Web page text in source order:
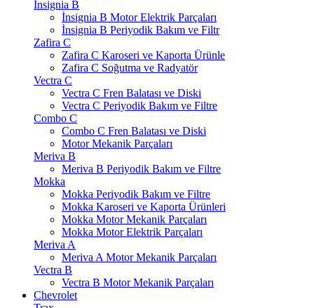
İnsignia B
İnsignia B Motor Elektrik Parçaları
İnsignia B Periyodik Bakım ve Filtr
Zafira C
Zafira C Karoseri ve Kaporta Ürünle
Zafira C Soğutma ve Radyatör
Vectra C
Vectra C Fren Balatası ve Diski
Vectra C Periyodik Bakım ve Filtre
Combo C
Combo C Fren Balatası ve Diski
Motor Mekanik Parçaları
Meriva B
Meriva B Periyodik Bakım ve Filtre
Mokka
Mokka Periyodik Bakım ve Filtre
Mokka Karoseri ve Kaporta Ürünleri
Mokka Motor Mekanik Parçaları
Mokka Motor Elektrik Parçaları
Meriva A
Meriva A Motor Mekanik Parçaları
Vectra B
Vectra B Motor Mekanik Parçaları
Chevrolet